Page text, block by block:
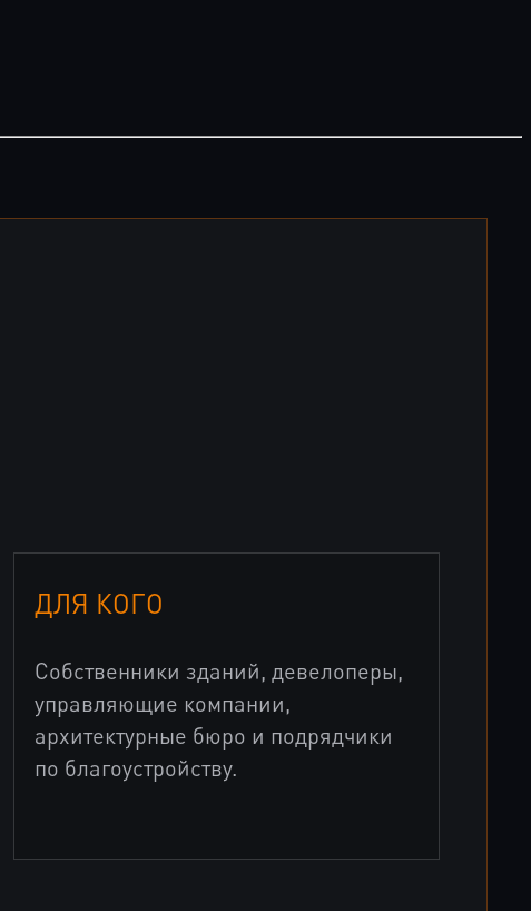
ДЛЯ КОГО
Собственники зданий, девелоперы,
управляющие компании,
архитектурные бюро и подрядчики
по благоустройству.